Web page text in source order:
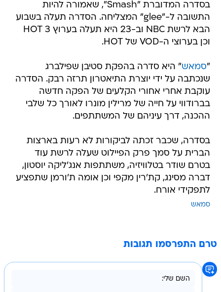
בסדרה המדוברת "Smash", שאמורה להיות
התשובה ל-"glee" המצליחה. הסדרה תעלה בשבוע
הבא לרשת NBC וב-23 היא תעלה בערוץ HOT 3
וכן בערוצי ה-VOD של HOT.
"סמאש" היא סדרה בהפקת סטיבן שפילברג
שנכתבה על ידי יוצרת התיאטרון תרזה רבק. הסדרה
עוקבת אחרי אחורי הקלעים של הפקה חדשה
בברודווי על חייה של מרילין מונרו לאורך כל שלבי
ההכנה, דרך עיניהם של המשתתפים.
בסדרה, שכבר זכתה לביקורות לא רעות בארצות
הברית על סמך פרק הפיילוט שעלה לרשת עוד
בטרם שודר בטלוויזיה, משתתפות אנג'ליקה יוסטון,
דברה מסינג, קת'רין מקפי וכן אומה ת'ורמן שתפציע
לתפקידי אורח.
סמאש
טרם התפרסמו תגובות